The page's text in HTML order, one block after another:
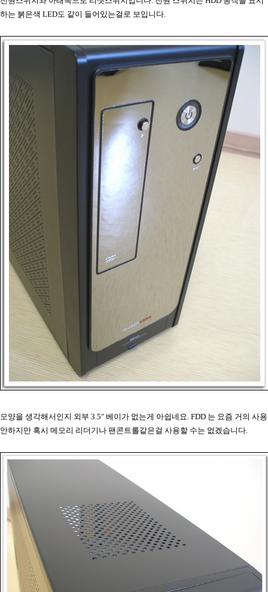
하는 붉은색 LED도 같이 들어있는걸로 보입니다.
모양을 생각해서인지 외부 3.5" 베이가 없는게 아쉽네요. FDD 는 요즘 거의 사용
안하지만 혹시 메모리 리더기나 팬콘트롤같은걸 사용할 수는 없겠습니다.